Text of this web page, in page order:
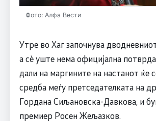
Фото: Алфа Вести
Утре во Хаг започнува
а сè уште нема официјална
дали на маргините на настанот ќе
средба меѓу претседателката на
Гордана Сиљановска-Давкова, и
премиер Росен Жељазков.